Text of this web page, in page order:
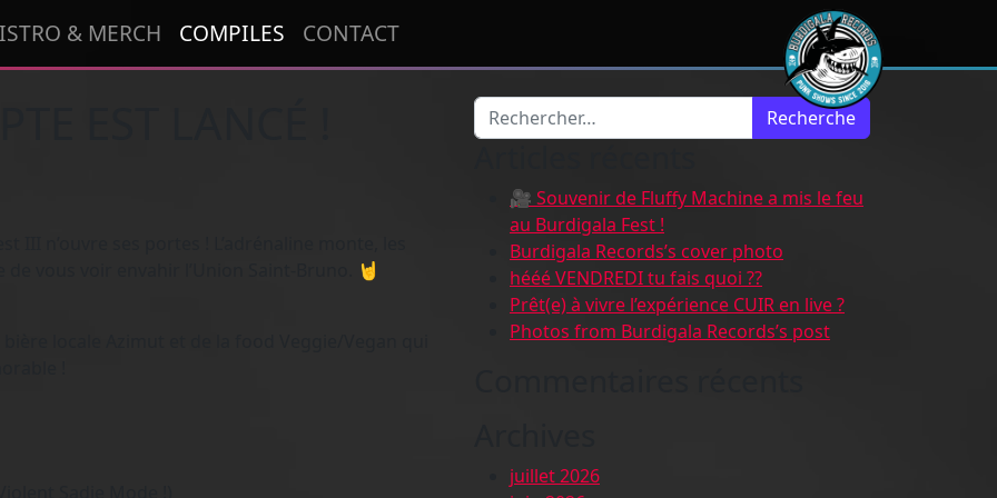
& MERCH COMPILES CONTACT
EST LANCÉ !
III n’ouvre ses portes ! L’adrénaline monte, les
vous voir envahir l’Union Saint-Bruno. 🤘
locale Azimut et de la food Veggie/Vegan qui
!
Sadie Mode !)
Recherche pour :
🎥 Souvenir de Fluffy Machine a mis le feu
au Burdigala Fest !
Burdigala Records’s cover photo
hééé VENDREDI tu fais quoi ??
Prêt(e) à vivre l’expérience CUIR en live ?
Photos from Burdigala Records’s post
juillet 2026